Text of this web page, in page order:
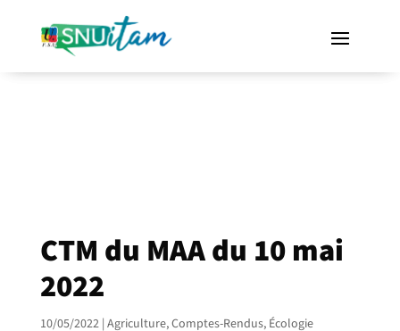
CTM du MAA du 10 mai
2022
10/05/2022| Agriculture,Comptes-Rendus, Écologie